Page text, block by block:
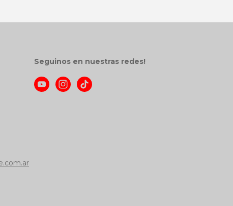
Seguinos en nuestras redes!